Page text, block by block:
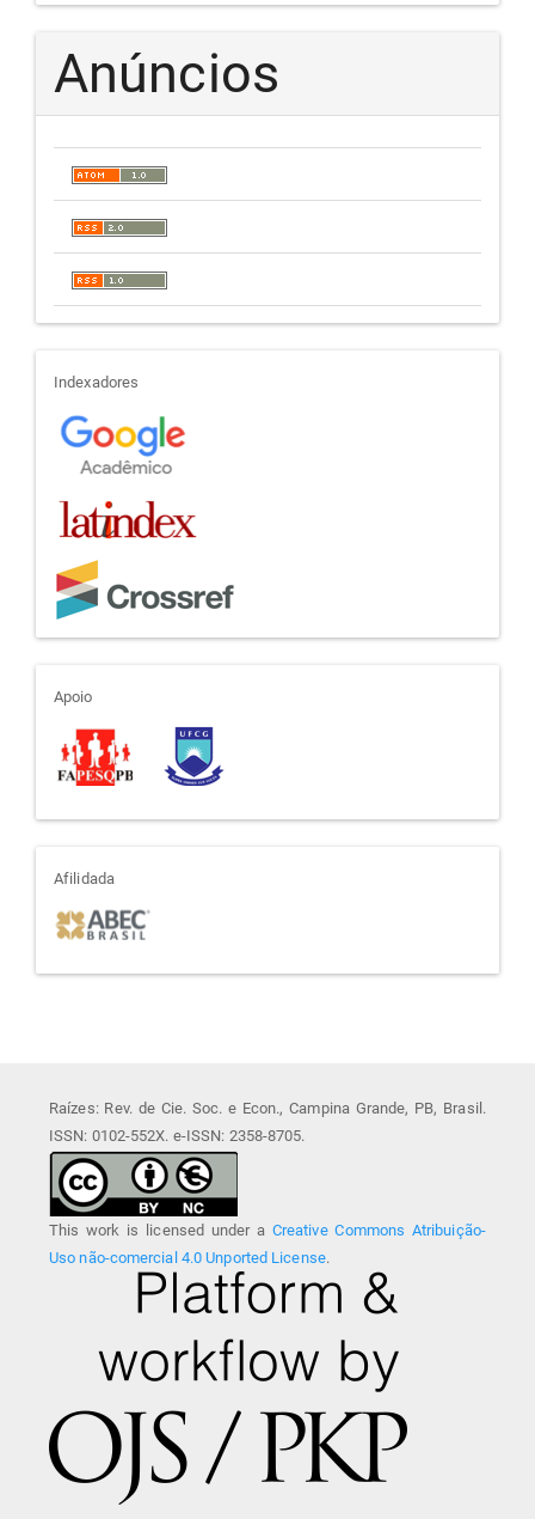
Anúncios
indexadores
Indexadores
apoio
Apoio
afiliada
Afilidada
Raízes: Rev. de Cie. Soc. e Econ., Campina Grande, PB, Brasil.
ISSN: 0102-552X. e-ISSN: 2358-8705.
This work is licensed under a Creative Commons Atribuição-
Uso não-comercial 4.0 Unported License.